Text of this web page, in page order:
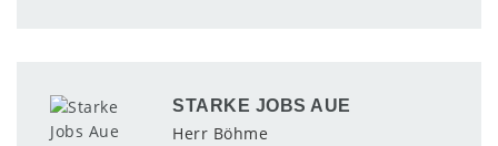
STARKE JOBS AUE
Herr Böhme